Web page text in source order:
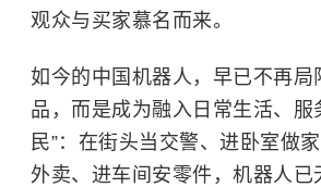
观众与买家慕名而来。
如今的中国机器人，早已不再局
品，而是成为融入日常生活、服
民”：在街头当交警、进卧室做
外卖、进车间安零件，机器人已